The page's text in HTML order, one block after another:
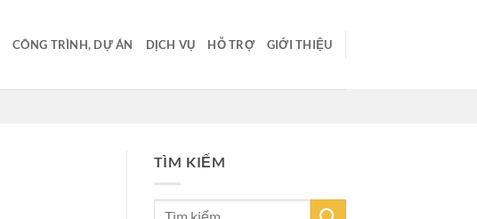
CÔNG TRÌNH, DỰ ÁN DỊCH VỤ HỖ TRỢ GIỚI THIỆU
TÌM KIẾM